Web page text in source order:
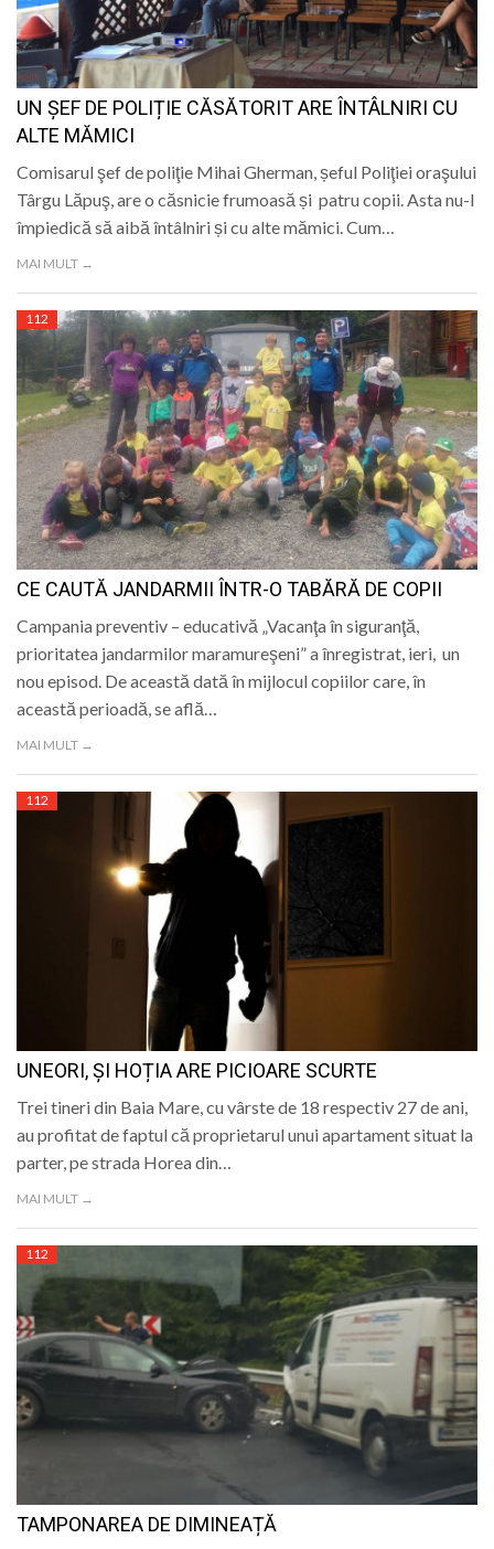
LIFE
UN ȘEF DE POLIȚIE CĂSĂTORIT ARE ÎNTÂLNIRI CU
ALTE MĂMICI
Comisarul şef de poliţie Mihai Gherman, șeful Poliţiei oraşului
Târgu Lăpuş, are o căsnicie frumoasă și patru copii. Asta nu-l
împiedică să aibă întâlniri și cu alte mămici. Cum…
MAI MULT →
112
CE CAUTĂ JANDARMII ÎNTR-O TABĂRĂ DE COPII
Campania preventiv – educativă „Vacanţa în siguranţă,
prioritatea jandarmilor maramureşeni” a înregistrat, ieri, un
nou episod. De această dată în mijlocul copiilor care, în
această perioadă, se află…
MAI MULT →
112
UNEORI, ȘI HOȚIA ARE PICIOARE SCURTE
Trei tineri din Baia Mare, cu vârste de 18 respectiv 27 de ani,
au profitat de faptul că proprietarul unui apartament situat la
parter, pe strada Horea din…
MAI MULT →
112
TAMPONAREA DE DIMINEAȚĂ